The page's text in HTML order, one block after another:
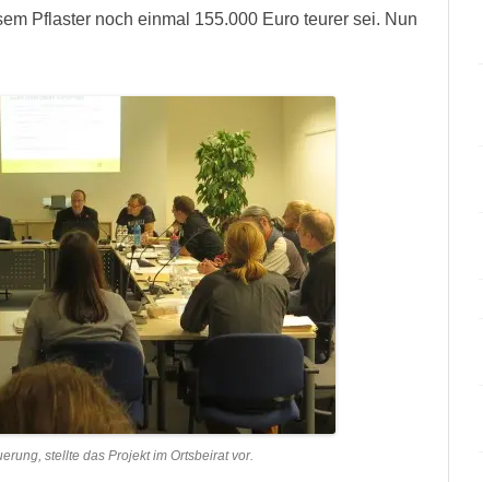
Pflaster noch einmal 155.000 Euro teurer sei. Nun
stellte das Projekt im Ortsbeirat vor.